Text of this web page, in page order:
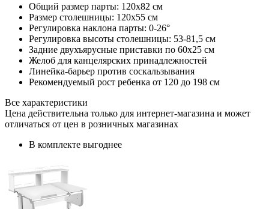
Общий размер парты: 120х82 см
Размер столешницы: 120х55 см
Регулировка наклона парты: 0-26°
Регулировка высоты столешницы: 53-81,5 см
Задние двухъярусные приставки по 60х25 см
Желоб для канцелярских принадлежностей
Линейка-барьер против соскальзывания
Рекомендуемый рост ребенка от 120 до 198 см
Все характеристики
Цена действительна только для интернет-магазина и может
отличаться от цен в розничных магазинах
В комплекте выгоднее